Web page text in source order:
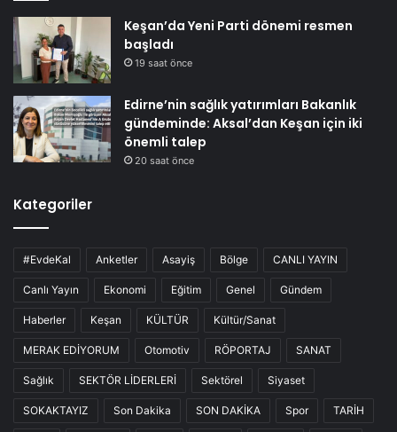
Keşan’da Yeni Parti dönemi resmen
başladı
19 saat önce
Edirne’nin sağlık yatırımları Bakanlık
gündeminde: Aksal’dan Keşan için iki
önemli talep
20 saat önce
Kategoriler
#EvdeKal Anketler Asayiş Bölge CANLI YAYIN
Canlı Yayın Ekonomi Eğitim Genel Gündem
Haberler Keşan KÜLTÜR Kültür/Sanat
MERAK EDİYORUM Otomotiv RÖPORTAJ SANAT
Sağlık SEKTÖR LİDERLERİ Sektörel Siyaset
SOKAKTAYIZ Son Dakika SON DAKİKA Spor TARİH